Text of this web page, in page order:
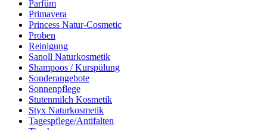
Parfüm
Primavera
Princess Natur-Cosmetic
Proben
Reinigung
Sanoll Naturkosmetik
Shampoos / Kurspülung
Sonderangebote
Sonnenpflege
Stutenmilch Kosmetik
Styx Naturkosmetik
Tagespflege/Antifalten